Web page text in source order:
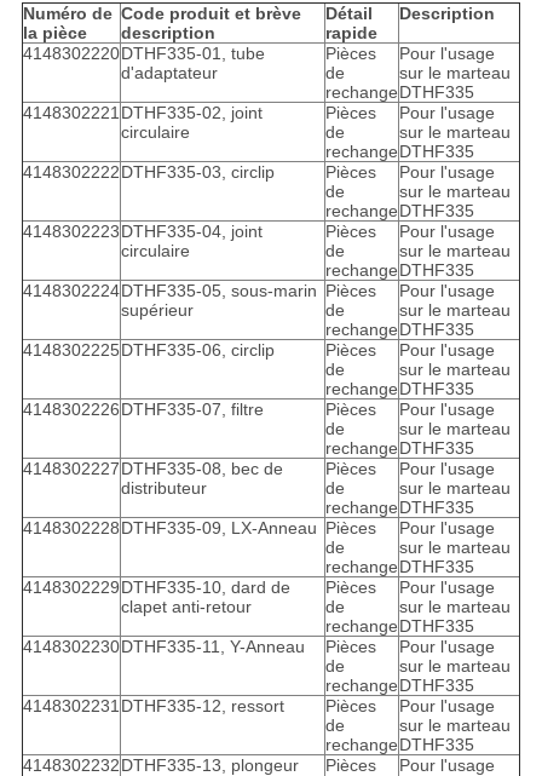
Numéro de
la pièce
Code produit et brève
description
Détail
rapide
Description
4148302220DTHF335-01, tube
d'adaptateur
Pièces
de
rechange
Pour l'usage
sur le marteau
DTHF335
4148302221DTHF335-02, joint
circulaire
Pièces
de
rechange
Pour l'usage
sur le marteau
DTHF335
4148302222DTHF335-03, circlip
Pièces
de
rechange
Pour l'usage
sur le marteau
DTHF335
4148302223DTHF335-04, joint
circulaire
Pièces
de
rechange
Pour l'usage
sur le marteau
DTHF335
4148302224DTHF335-05, sous-marin
supérieur
Pièces
de
rechange
Pour l'usage
sur le marteau
DTHF335
4148302225DTHF335-06, circlip
Pièces
de
rechange
Pour l'usage
sur le marteau
DTHF335
4148302226DTHF335-07, filtre
Pièces
de
rechange
Pour l'usage
sur le marteau
DTHF335
4148302227DTHF335-08, bec de
distributeur
Pièces
de
rechange
Pour l'usage
sur le marteau
DTHF335
4148302228DTHF335-09, LX-Anneau Pièces
de
rechange
Pour l'usage
sur le marteau
DTHF335
4148302229DTHF335-10, dard de
clapet anti-retour
Pièces
de
rechange
Pour l'usage
sur le marteau
DTHF335
4148302230DTHF335-11, Y-Anneau
Pièces
de
rechange
Pour l'usage
sur le marteau
DTHF335
4148302231DTHF335-12, ressort
Pièces
de
rechange
Pour l'usage
sur le marteau
DTHF335
4148302232DTHF335-13, plongeur
Pièces
Pour l'usage